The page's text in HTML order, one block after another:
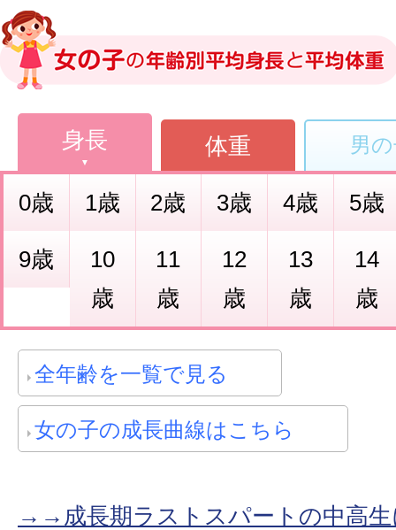
身長 体重 男
0歳 1歳 2歳 3歳 4歳 5歳
9歳
10
歳
11
歳
12
歳
13
歳
14
歳
全年齢を一覧で見る
女の子の成長曲線はこちら
→→成長期ラストスパートの中高